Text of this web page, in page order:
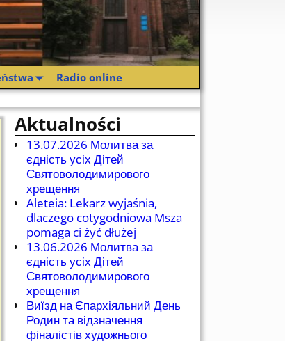
Radio online
Aktualności
13.07.2026 Молитва за
єдність усіх Дітей
Святоволодимирового
хрещення
Aleteia: Lekarz wyjaśnia,
dlaczego cotygodniowa Msza
pomaga ci żyć dłużej
13.06.2026 Молитва за
єдність усіх Дітей
Святоволодимирового
хрещення
Виїзд на Єпархіяльний День
Родин та відзначення
фіналістів художнього